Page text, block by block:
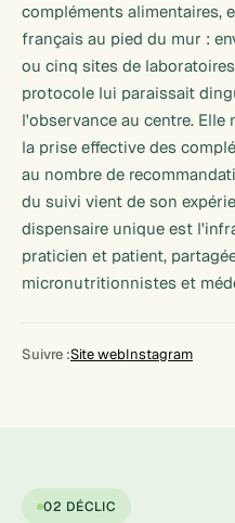
compléments alimentaires,
français au pied du mur :
ou cinq sites de
protocole lui paraissait
l'observance au centre.
la prise effective des
au nombre de
du suivi vient de son
dispensaire unique est
praticien et patient,
micronutritionnistes et
Suivre :Site webInstagram
02 DÉCLIC